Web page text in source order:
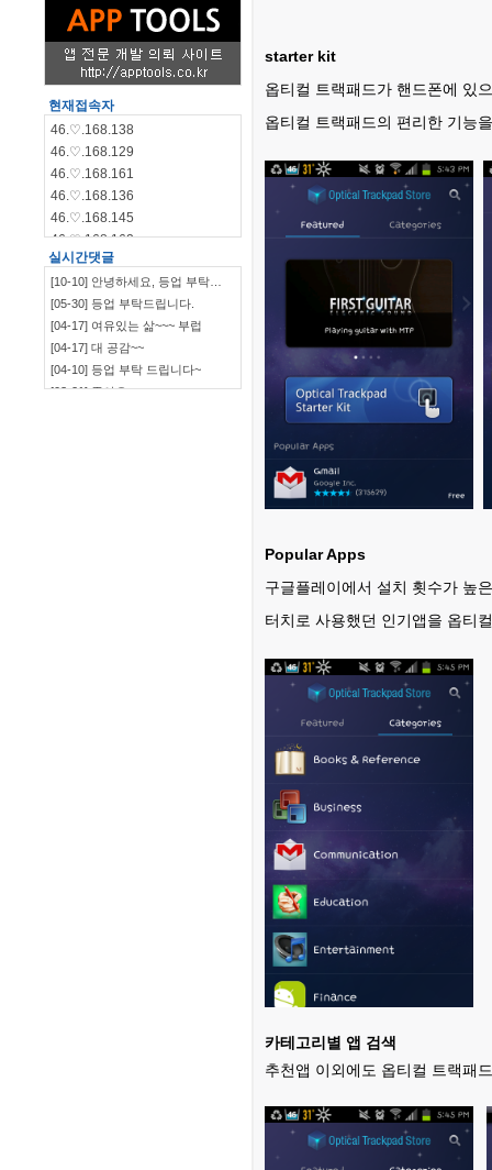
현재접속자
46.♡.168.138
46.♡.168.129
46.♡.168.161
46.♡.168.136
46.♡.168.145
46.♡.168.162
46.♡.168.144
46.♡.168.140
115.♡.135.198
46.♡.168.139
실시간댓글
[10-10] 안녕하세요, 등업 부탁…
[05-30] 등업 부탁드립니다.
[04-17] 여유있는 삶~~~ 부럽
[04-17] 대 공감~~
[04-10] 등업 부탁 드립니다~
[03-21] 좋아요
starter kit
옵티컬 트랙패드가 핸드폰에 있
옵티컬 트랙패드의 편리한 기능
Popular Apps
구글플레이에서 설치 횟수가 높
터치로 사용했던 인기앱을 옵티
카테고리별 앱 검색
추천앱 이외에도 옵티컬 트랙패